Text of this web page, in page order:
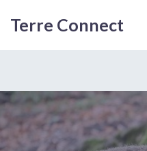
Terre Connect